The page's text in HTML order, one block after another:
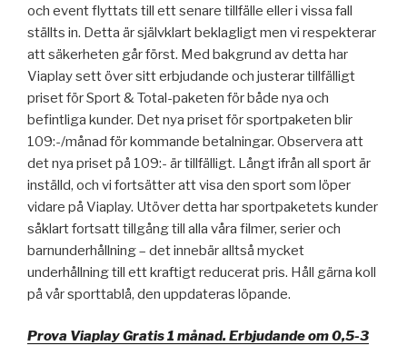
och event flyttats till ett senare tillfälle eller i vissa fall
ställts in. Detta är självklart beklagligt men vi respekterar
att säkerheten går först. Med bakgrund av detta har
Viaplay sett över sitt erbjudande och justerar tillfälligt
priset för Sport & Total-paketen för både nya och
befintliga kunder. Det nya priset för sportpaketen blir
109:-/månad för kommande betalningar. Observera att
det nya priset på 109:- är tillfälligt. Långt ifrån all sport är
inställd, och vi fortsätter att visa den sport som löper
vidare på Viaplay. Utöver detta har sportpaketets kunder
såklart fortsatt tillgång till alla våra filmer, serier och
barnunderhållning – det innebär alltså mycket
underhållning till ett kraftigt reducerat pris. Håll gärna koll
på vår sporttablå, den uppdateras löpande.
Prova Viaplay Gratis 1 månad. Erbjudande om 0,5-3